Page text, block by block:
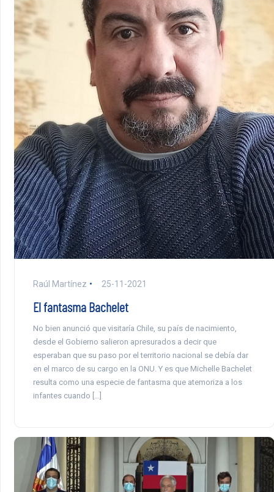
Raúl Martínez 25-11-2021
El fantasma Bachelet
No bien anunció que visitaría Chile, su país de nacimiento,
desde el Gobierno salieron apresurados a decir que
esperaban que su paso por el territorio nacional se debía dar
en el marco de su cargo en la ONU. Y es que Michelle Bachelet
resulta como una especie de fantasma que atemoriza a los
infantes cuando […]